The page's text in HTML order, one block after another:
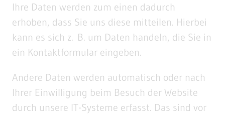
Ihre Daten werden zum einen dadurch
erhoben, dass Sie uns diese mitteilen. Hierbei
kann es sich z. B. um Daten handeln, die Sie in
ein Kontaktformular eingeben.
Andere Daten werden automatisch oder nach
Ihrer Einwilligung beim Besuch der Website
durch unsere IT-Systeme erfasst. Das sind vor